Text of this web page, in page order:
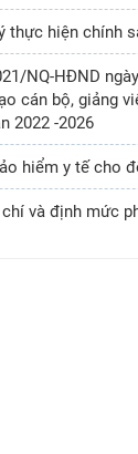
thực hiện chính
NQ-HĐND
cán bộ, giảng
2022 -2026
hiểm y tế cho
và định mức